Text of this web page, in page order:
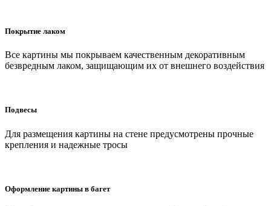
Покрытие лаком
Все картины мы покрываем качественным декоративным
безвредным лаком, защищающим их от внешнего воздействия
Подвесы
Для размещения картины на стене предусмотрены прочные
крепления и надежные тросы
Оформление картины в багет